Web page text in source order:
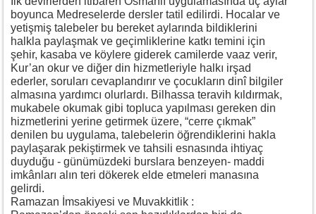
boyunca Medreselerde dersler tatil edilirdi. Hocalar ve
yetişmiş talebeler bu bereket aylarında bildiklerini
halkla paylaşmak ve geçimliklerine katkı temini için
şehir, kasaba ve köylere giderek camilerde vaaz verir,
Kur’an okur ve diğer din hizmetleriyle halkı irşad
ederler, soruları cevaplandırır ve çocukların dinî bilgiler
almasına yardımcı olurlardı. Bilhassa teravih kıldırmak,
mukabele okumak gibi topluca yapılması gereken din
hizmetlerini yerine getirmek üzere, “cerre çıkmak”
denilen bu uygulama, talebelerin öğrendiklerini hakla
paylaşarak pekiştirmek ve tahsili esnasında ihtiyaç
duyduğu - günümüzdeki burslara benzeyen- maddi
imkânları alın teri dökerek elde etmeleri manasına
gelirdi.
Ramazan İmsakiyesi ve Muvakkitlik :